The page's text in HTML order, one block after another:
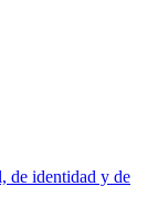
de identidad y de